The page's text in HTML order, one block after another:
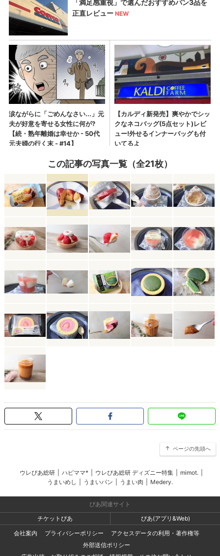
この記事の写真一覧（全21枚）
ページの先頭へ
ウレぴあ総研 ハピママ* ウレぴあ総研 ディズニー特集 mimot.
うまいめし
うまいパン うまい肉 Medery.
ぴあ関連サイト
チケットぴあ
ぴあ(アプリ&Web)
会社案内
プライバシーポリシー
アクセスデータの利用・著作権等
外部送信ポリシー